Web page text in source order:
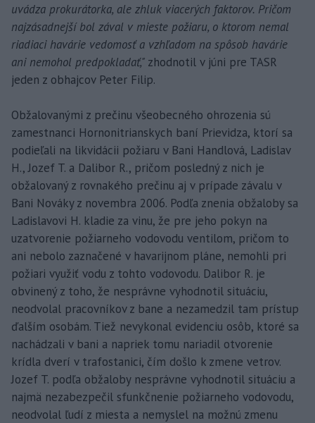
uvádza prokurátorka, ale zhluk viacerých faktorov. Pričom
najzásadnejší bol zával v mieste požiaru, o ktorom nemal
riadiaci havárie vedomosť a vzhľadom na spôsob havárie
ani nemohol predpokladať," zhodnotil v júni pre TASR
jeden z obhajcov Peter Filip.
Obžalovanými z prečinu všeobecného ohrozenia sú
zamestnanci Hornonitrianskych baní Prievidza, ktorí sa
podieľali na likvidácii požiaru v Bani Handlová, Ladislav
H., Jozef T. a Dalibor R., pričom posledný z nich je
obžalovaný z rovnakého prečinu aj v prípade závalu v
Bani Nováky z novembra 2006. Podľa znenia obžaloby sa
Ladislavovi H. kladie za vinu, že pre jeho pokyn na
uzatvorenie požiarneho vodovodu ventilom, pričom to
ani nebolo zaznačené v havarijnom pláne, nemohli pri
požiari využiť vodu z tohto vodovodu. Dalibor R. je
obvinený z toho, že nesprávne vyhodnotil situáciu,
neodvolal pracovníkov z bane a nezamedzil tam prístup
ďalším osobám. Tiež nevykonal evidenciu osôb, ktoré sa
nachádzali v bani a napriek tomu nariadil otvorenie
krídla dverí v trafostanici, čím došlo k zmene vetrov.
Jozef T. podľa obžaloby nesprávne vyhodnotil situáciu a
najmä nezabezpečil sfunkčnenie požiarneho vodovodu,
neodvolal ľudí z miesta a nemyslel na možnú zmenu